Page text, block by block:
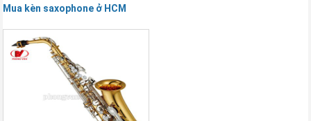
Mua kèn saxophone ở HCM